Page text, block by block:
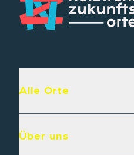
Alle Orte
Über uns